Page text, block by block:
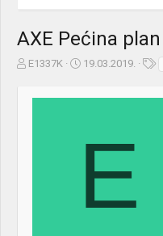
AXE Pećina plan
Z
E1337K
D19.03.2019.
E